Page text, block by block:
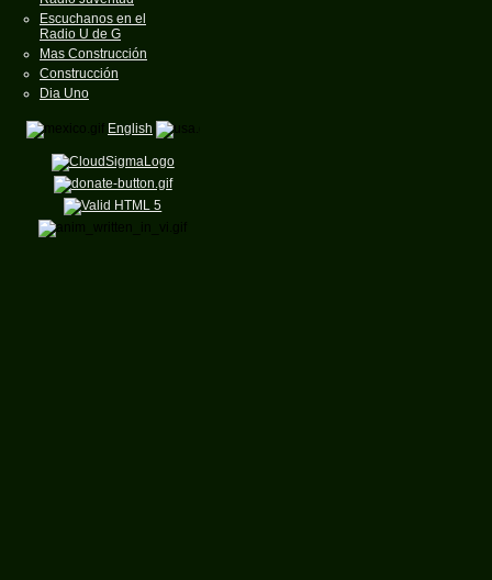
Escuchanos en el
Radio U de G
Mas Construcción
Construcción
Dia Uno
English